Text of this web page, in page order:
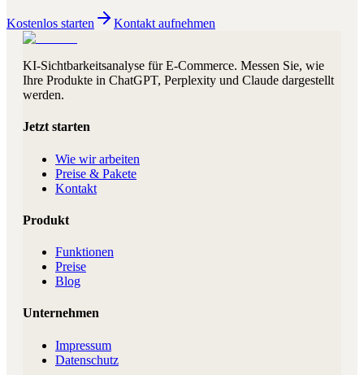
Kostenlos starten Kontakt aufnehmen
KI-Sichtbarkeitsanalyse für E-Commerce. Messen Sie, wie
Ihre Produkte in ChatGPT, Perplexity und Claude dargestellt
werden.
Jetzt starten
Wie wir arbeiten
Preise & Pakete
Kontakt
Produkt
Funktionen
Preise
Blog
Unternehmen
Impressum
Datenschutz